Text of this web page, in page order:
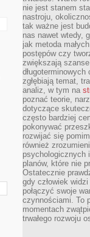
nie jest stanem
nastroju,
tak ważne jest
nas nawet wtedy,
jak metoda
postępów czy
zwiększają
zgłębiają temat,
analiz, w tym na
poznać teorie,
dotyczące
często bardziej
pokonywać
rozwijać się
również
psychologicznych
planów, które nie
Ostatecznie
gdy człowiek
połączyć swoje
czynnościami. To
momentach
trwałego rozwoju